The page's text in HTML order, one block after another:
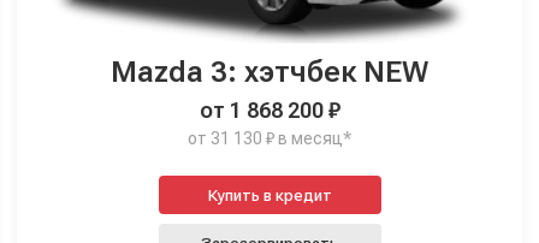
Mazda 3: хэтчбек NEW
от 1 868 200 ₽
от 31 130 ₽ в месяц*
Купить в кредит